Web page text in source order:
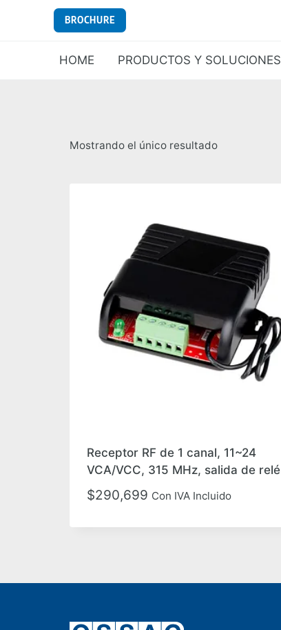
BROCHURE
HOME PRODUCTOS Y SOLUCIONES
Mostrando el único resultado
Receptor RF de 1 canal, 11~24
VCA/VCC, 315 MHz, salida de relé
$290,699 Con IVA Incluido